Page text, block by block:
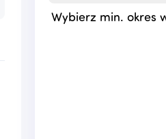
Wybierz min. okres